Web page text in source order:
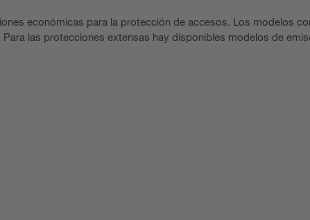
económicas para la protección de accesos. Los modelos
las protecciones extensas hay disponibles modelos de